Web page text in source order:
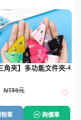
角夾】多功能文件夾-考
NT$9元
車 詢價車